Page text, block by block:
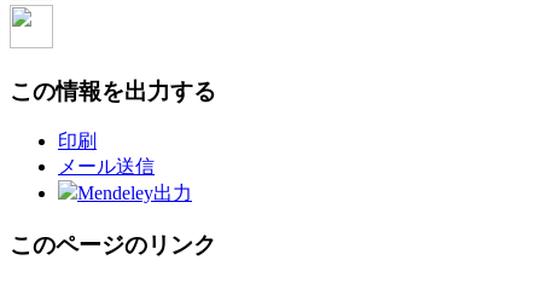
この情報を出力する
印刷
メール送信
Mendeley出力
このページのリンク